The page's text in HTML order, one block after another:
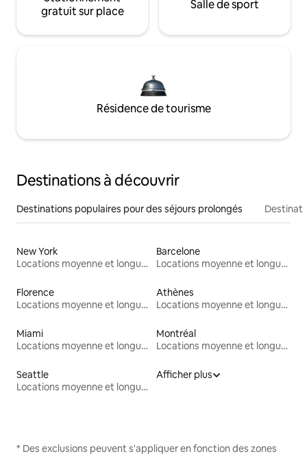
gratuit sur place
Salle de sport
Résidence de tourisme
Destinations à découvrir
Destinations populaires pour des séjours prolongés
New York
Locations moyenne et longue durée
Barcelone
Locations moyenne et longue durée
Florence
Locations moyenne et longue durée
Athènes
Locations moyenne et longue durée
Miami
Locations moyenne et longue durée
Montréal
Locations moyenne et longue durée
Seattle
Locations moyenne et longue durée
Afficher plus
* Des exclusions peuvent s'appliquer en fonction des zones